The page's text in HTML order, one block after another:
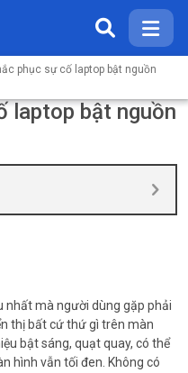
phục sự cố laptop bật nguồn
laptop bật nguồn
nhất mà người dùng gặp phải
thị bất cứ thứ gì trên màn
bật sáng, quạt quay, có thể
hình vẫn tối đen. Không có